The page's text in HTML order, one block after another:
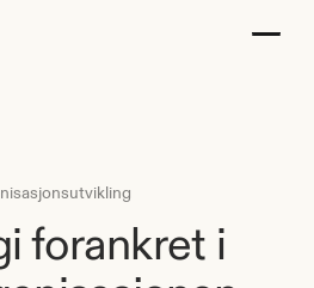
forankret i